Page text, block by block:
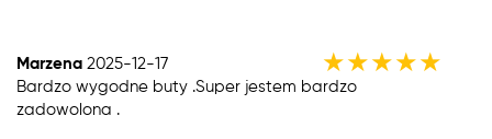
Marzena 2025-12-17 ★★★★★
Bardzo wygodne buty .Super jestem bardzo
zadowolona .